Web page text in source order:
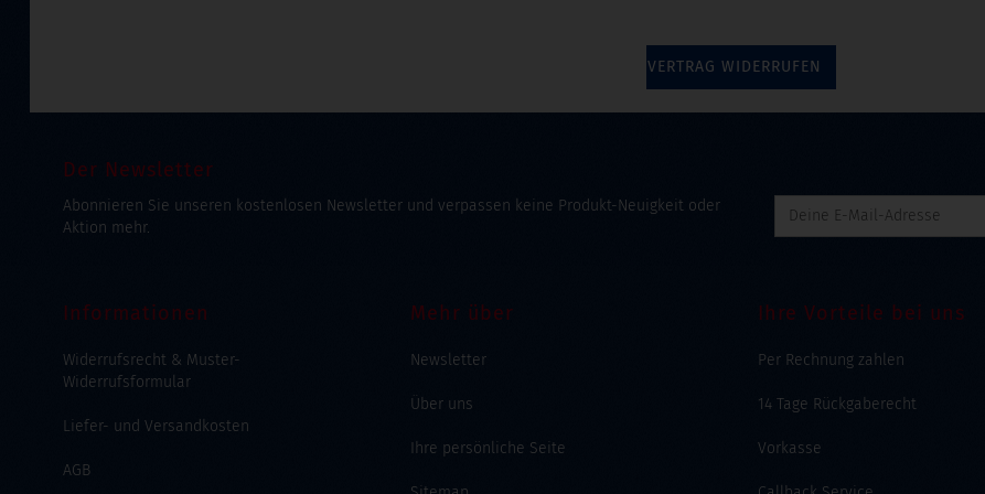
VERTRAG WIDERRUFEN
Der Newsletter
Abonnieren Sie unseren kostenlosen Newsletter und verpassen keine Produkt-Neuigkeit oder
Aktion mehr.
Informationen
Widerrufsrecht & Muster-
Widerrufsformular
Liefer- und Versandkosten
AGB
Mehr über
Newsletter
Über uns
Ihre persönliche Seite
Ihre Vorteile bei uns
Per Rechnung zahlen
14 Tage Rückgaberecht
Vorkasse